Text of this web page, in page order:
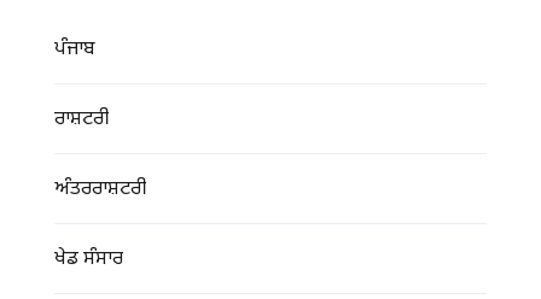
ਪੰਜਾਬ
ਰਾਸ਼ਟਰੀ
ਅੰਤਰਰਾਸ਼ਟਰੀ
ਖੇਡ ਸੰਸਾਰ